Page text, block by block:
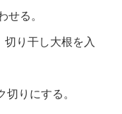
せる。
り干し大根を入
りにする。